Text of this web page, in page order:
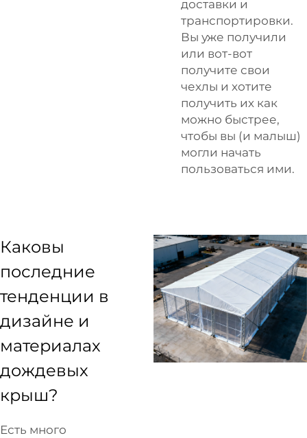
доставки и
транспортировки.
Вы уже получили
или вот-вот
получите свои
чехлы и хотите
получить их как
можно быстрее,
чтобы вы (и малыш)
могли начать
пользоваться ими.
Каковы
последние
тенденции в
дизайне и
материалах
дождевых
крыш?
Есть много